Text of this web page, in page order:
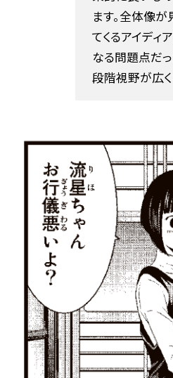
ます。全体像
てくるアイディ
なる問題点だ
段階視野が広く